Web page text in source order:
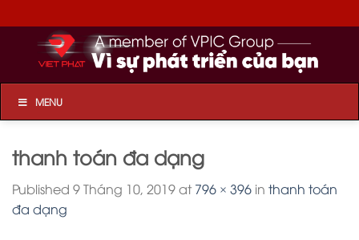
to
content
MENU
thanh toán đa dạng
Published 9 Tháng 10, 2019at796 × 396 in thanh toán
đa dạng